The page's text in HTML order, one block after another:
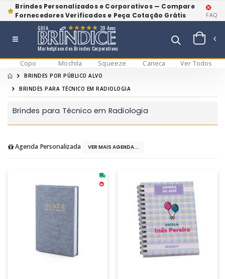
Brindes Personalizados e Corporativos — Compare
Fornecedores Verificados e Peça Cotação Grátis
FAQ
Marketplace dos Brindes Corporativos
GUIA 39 Anos
Copo Mochila Squeeze Caneca Ver Todos
BRINDES POR PÚBLICO ALVO
BRINDES PARA TÉCNICO EM RADIOLOGIA
Brindes para Técnico em Radiologia
Agenda Personalizada VER MAIS AGENDA...